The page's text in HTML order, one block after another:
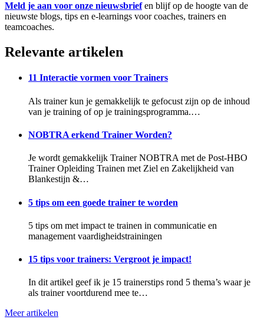
Meld je aan voor onze nieuwsbriefen blijf op de hoogte van de
nieuwste blogs, tips en e-learnings voor coaches, trainers en
teamcoaches.
Relevante artikelen
11 Interactie vormen voor Trainers
Als trainer kun je gemakkelijk te gefocust zijn op de inhoud
van je training of op je trainingsprogramma.…
NOBTRA erkend Trainer Worden?
Je wordt gemakkelijk Trainer NOBTRA met de Post-HBO
Trainer Opleiding Trainen met Ziel en Zakelijkheid van
Blankestijn &…
5 tips om een goede trainer te worden
5 tips om met impact te trainen in communicatie en
management vaardigheidstrainingen
15 tips voor trainers: Vergroot je impact!
In dit artikel geef ik je 15 trainerstips rond 5 thema’s waar je
als trainer voortdurend mee te…
Meer artikelen